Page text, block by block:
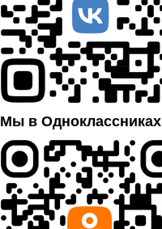
Мы в Одноклассниках